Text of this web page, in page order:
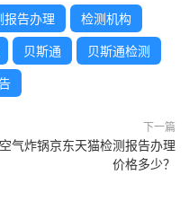
报告办理 检测机构
贝斯通 贝斯通检测
下一篇
空气炸锅京东天猫检测报告办理
价格多少？